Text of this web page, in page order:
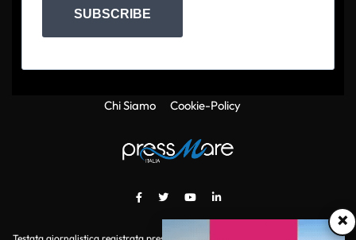
×
SUBSCRIBE
Chi Siamo Cookie-Policy